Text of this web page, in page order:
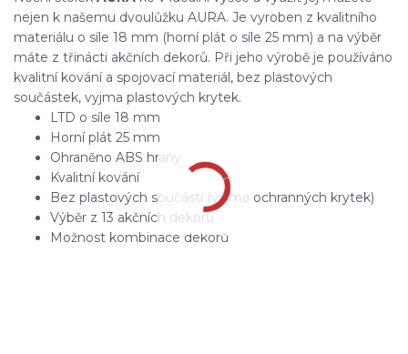
nejen k našemu dvoulůžku AURA. Je vyroben z kvalitního
materiálu o síle 18 mm (horní plát o síle 25 mm) a na výběr
máte z třinácti akčních dekorů. Při jeho výrobě je používáno
kvalitní kování a spojovací materiál, bez plastových
součástek, vyjma plastových krytek.
LTD o síle 18 mm
Horní plát 25 mm
Ohraněno ABS hrany
Kvalitní kování
Bez plastových součástí (vyjma ochranných krytek)
Výběr z 13 akčních dekorů
Možnost kombinace dekorů